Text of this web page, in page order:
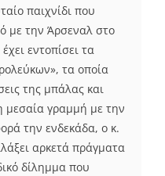
παιχνίδι που
με την Άρσεναλ στο
εντοπίσει τα
τα οποία
της μπάλας και
μεσαία γραμμή με την
την ενδεκάδα, ο κ.
αρκετά πράγματα
δίλημμα που